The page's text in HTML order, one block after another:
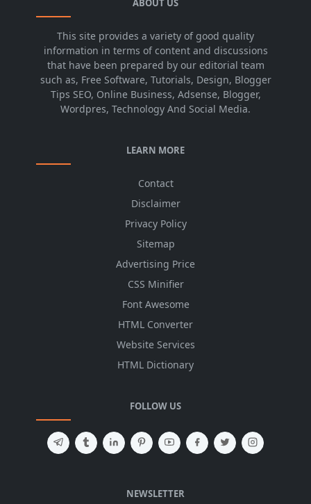
ABOUT US
This site provides a variety of good quality
information in terms of content and discussions
that have been prepared by our editorial team
such as, Free Software, Tutorials, Design, Blogger
Tips SEO, Online Business, Adsense, Blogger,
Wordpres, Technology And Social Media.
LEARN MORE
Contact
Disclaimer
Privacy Policy
Sitemap
Advertising Price
CSS Minifier
Font Awesome
HTML Converter
Website Services
HTML Dictionary
FOLLOW US
NEWSLETTER